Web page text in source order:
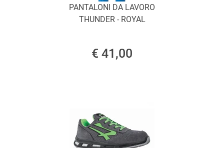
PANTALONI DA LAVORO
THUNDER - ROYAL
€ 41,00